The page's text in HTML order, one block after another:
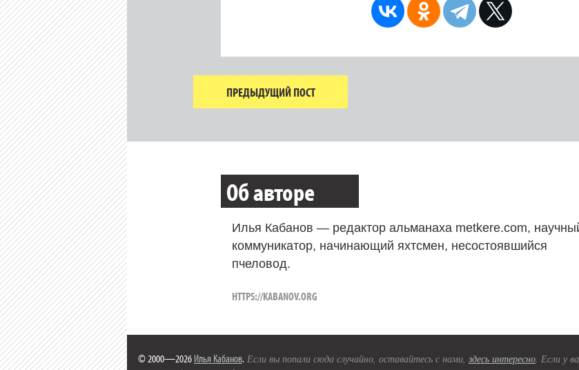
ПРЕДЫДУЩИЙ ПОСТ
Об авторе
Илья Кабанов — редактор альманаха metkere.com,
коммуникатор, начинающий яхтсмен, несостоявшийся
пчеловод.
HTTPS://KABANOV.ORG
© 2000—2026 Илья Кабанов. Если вы попали сюда случайно, оставайтесь с нами, здесь интересно. Если у